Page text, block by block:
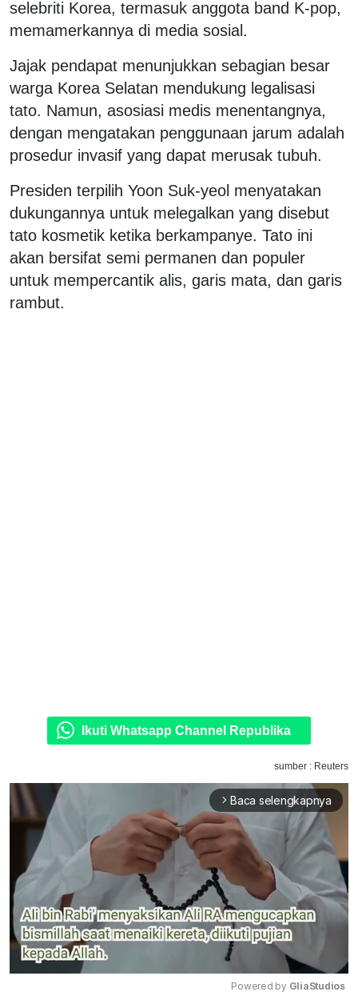
selebriti Korea, termasuk anggota band K-pop,
memamerkannya di media sosial.
Jajak pendapat menunjukkan sebagian besar
warga Korea Selatan mendukung legalisasi
tato. Namun, asosiasi medis menentangnya,
dengan mengatakan penggunaan jarum adalah
prosedur invasif yang dapat merusak tubuh.
Presiden terpilih Yoon Suk-yeol menyatakan
dukungannya untuk melegalkan yang disebut
tato kosmetik ketika berkampanye. Tato ini
akan bersifat semi permanen dan populer
untuk mempercantik alis, garis mata, dan garis
rambut.
Ikuti Whatsapp Channel Republika
sumber : Reuters
arrow_forward_ios Baca selengkapnya
Powered by GliaStudios